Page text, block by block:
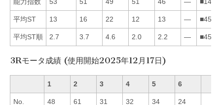
平均ST 13 16 22 12 13 —
平均ST順 2.7 3.7 4.6 2.0 2.2 —
3Rモータ成績 (使用開始2025年12月17日)
1 2 3 4 5 6
No. 48 61 31 32 34 24